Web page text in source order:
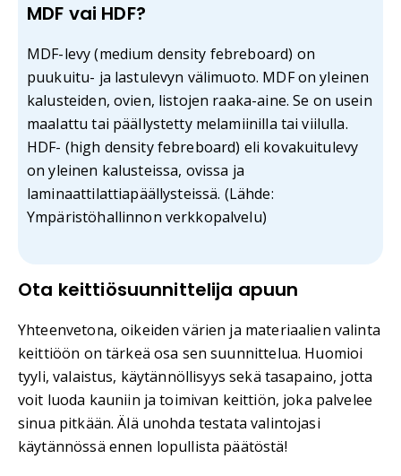
MDF vai HDF?
MDF-levy (medium density febreboard) on
puukuitu- ja lastulevyn välimuoto. MDF on yleinen
kalusteiden, ovien, listojen raaka-aine. Se on usein
maalattu tai päällystetty melamiinilla tai viilulla.
HDF- (high density febreboard) eli kovakuitulevy
on yleinen kalusteissa, ovissa ja
laminaattilattiapäällysteissä. (Lähde:
Ympäristöhallinnon verkkopalvelu)
Ota keittiösuunnittelija apuun
Yhteenvetona, oikeiden värien ja materiaalien valinta
keittiöön on tärkeä osa sen suunnittelua. Huomioi
tyyli, valaistus, käytännöllisyys sekä tasapaino, jotta
voit luoda kauniin ja toimivan keittiön, joka palvelee
sinua pitkään. Älä unohda testata valintojasi
käytännössä ennen lopullista päätöstä!